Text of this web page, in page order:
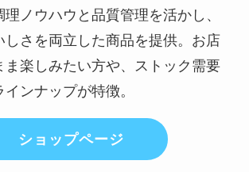
ノウハウと品質管理を活かし、
しさを両立した商品を提供。お店
ま楽しみたい方や、ストック需要
ンナップが特徴。
ショップページ